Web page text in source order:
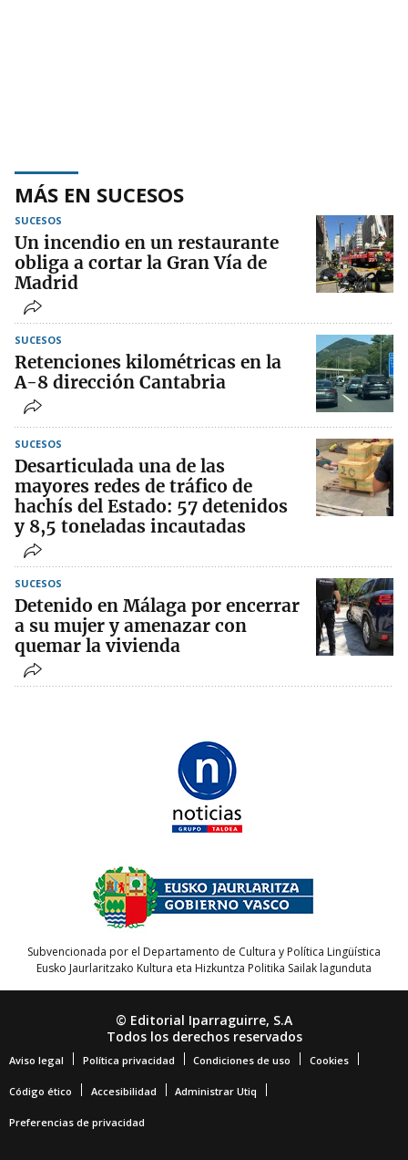
MÁS EN SUCESOS
SUCESOS
Un incendio en un restaurante
obliga a cortar la Gran Vía de
Madrid
SUCESOS
Retenciones kilométricas en la
A-8 dirección Cantabria
SUCESOS
Desarticulada una de las
mayores redes de tráfico de
hachís del Estado: 57 detenidos
y 8,5 toneladas incautadas
SUCESOS
Detenido en Málaga por encerrar
a su mujer y amenazar con
quemar la vivienda
Subvencionada por el Departamento de Cultura y Política Lingüística
Eusko Jaurlaritzako Kultura eta Hizkuntza Politika Sailak lagunduta
© Editorial Iparraguirre, S.A
Todos los derechos reservados
Aviso legal Política privacidad Condiciones de uso Cookies
Código ético Accesibilidad Administrar Utiq
Preferencias de privacidad